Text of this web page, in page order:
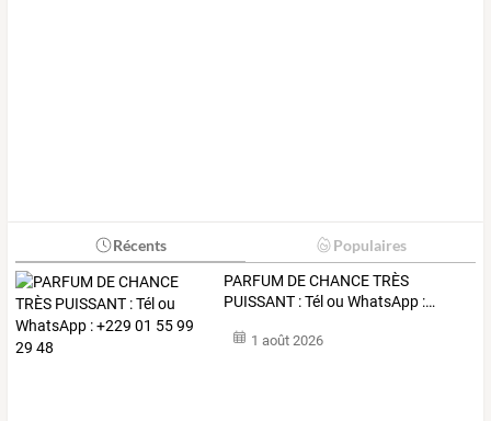
Récents Populaires
PARFUM DECHANCETRÈS
PUISSANT :Tél ou WhatsApp :…
1 août 2026